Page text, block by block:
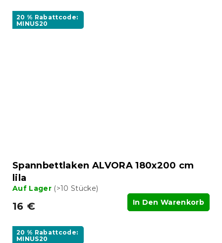
20 % Rabattcode:
MINUS20
Spannbettlaken ALVORA 180x200 cm
lila
Auf Lager (>10 Stücke)
16 € In Den Warenkorb
20 % Rabattcode:
MINUS20